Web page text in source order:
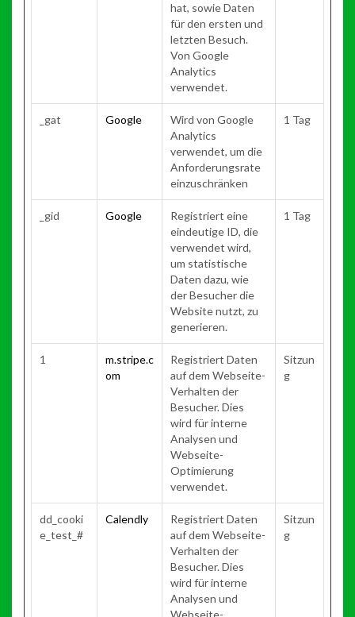
hat, sowie Daten
für den ersten und
letzten Besuch.
Von Google
Analytics
verwendet.
_gat Google
Wird von Google
Analytics
verwendet, um die
Anforderungsrate
einzuschränken
1 Tag
_gid Google
Registriert eine
eindeutige ID, die
verwendet wird,
um statistische
Daten dazu, wie
der Besucher die
Website nutzt, zu
generieren.
1 Tag
1
m.stripe.c
om
Registriert Daten
auf dem Webseite-
Verhalten der
Besucher. Dies
wird für interne
Analysen und
Webseite-
Optimierung
verwendet.
Sitzun
g
dd_cooki
e_test_#
Calendly
Registriert Daten
auf dem Webseite-
Verhalten der
Besucher. Dies
wird für interne
Analysen und
Webseite-
Sitzun
g